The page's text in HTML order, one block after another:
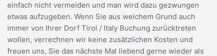
einfach nicht vermeiden und man wird dazu gezwungen
etwas aufzugeben. Wenn Sie aus welchem Grund auch
immer von Ihrer Dorf Tirol / Italy Buchung zurücktreten
wollen, verrechnen wir keine zusätzlichen Kosten und
freuen uns, Sie das nächste Mal liebend gerne wieder als